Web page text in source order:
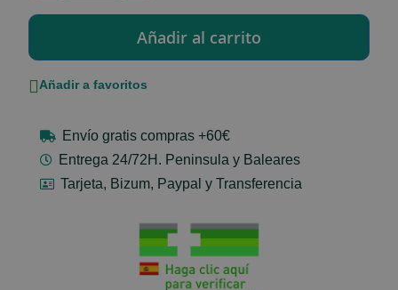
Añadir a favoritos
Envío gratis compras +60€
Entrega 24/72H. Peninsula y Baleares
Tarjeta, Bizum, Paypal y Transferencia